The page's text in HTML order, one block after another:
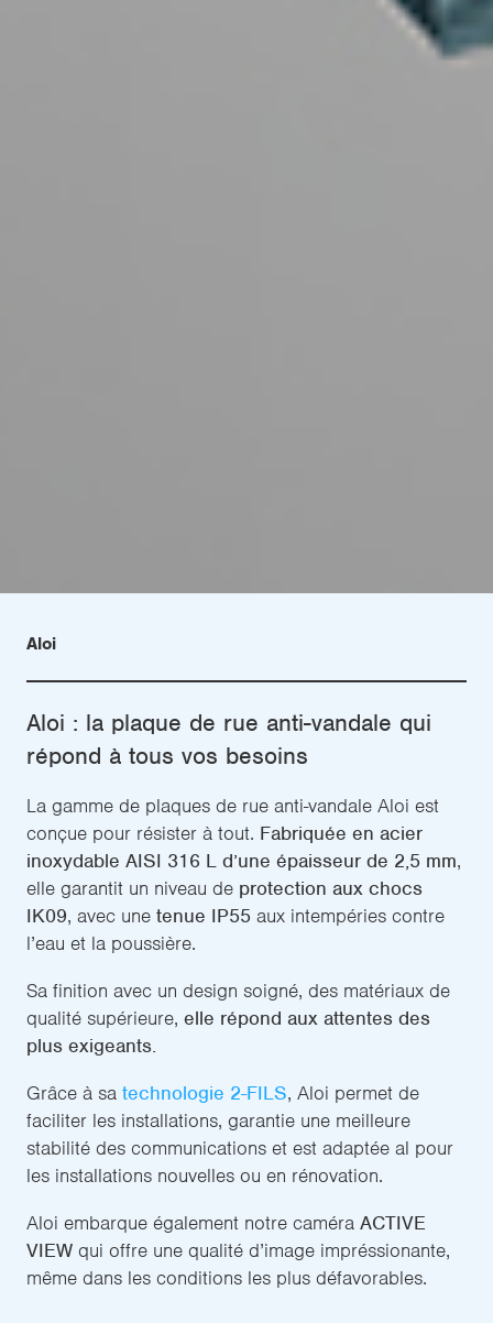
Aloi
Aloi : la plaque de rue anti-vandale qui
répond à tous vos besoins
La gamme de plaques de rue anti-vandale Aloi est
conçue pour résister à tout. Fabriquée en acier
inoxydable AISI 316 L d’une épaisseur de 2,5 mm,
elle garantit un niveau de protection aux chocs
IK09, avec une tenue IP55 aux intempéries contre
l’eau et la poussière.
Sa finition avec un design soigné, des matériaux de
qualité supérieure, elle répond aux attentes des
plus exigeants.
Grâce à sa technologie 2-FILS, Aloi permet de
faciliter les installations, garantie une meilleure
stabilité des communications et est adaptée al pour
les installations nouvelles ou en rénovation.
Aloi embarque également notre caméra ACTIVE
VIEW qui offre une qualité d’image impréssionante,
même dans les conditions les plus défavorables.